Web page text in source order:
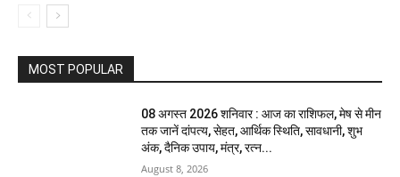
MOST POPULAR
08 अगस्त 2026 शनिवार : आज का राशिफल, मेष से मीन
तक जानें दांपत्य, सेहत, आर्थिक स्थिति, सावधानी, शुभ
अंक, दैनिक उपाय, मंत्र, रत्न...
August 8, 2026